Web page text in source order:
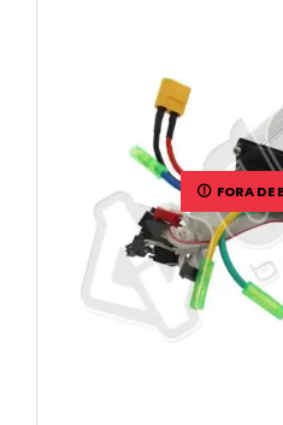
FORA DE